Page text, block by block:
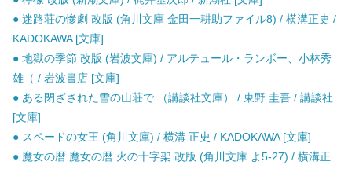
● 迷路荘の惨劇 改版 (角川文庫 金田一耕助ファイル8) / 横溝正史 /
KADOKAWA [文庫]
● 地獄の季節 改版 (岩波文庫) / アルテュール・ランボー、小林秀
雄（ / 岩波書店 [文庫]
● ある閉ざされた雪の山荘で （講談社文庫） / 東野 圭吾 / 講談社
[文庫]
● スペードの女王 (角川文庫) / 横溝 正史 / KADOKAWA [文庫]
● 魔女の暦 魔女の暦 火の十字架 改版 (角川文庫 よ5-27) / 横溝正